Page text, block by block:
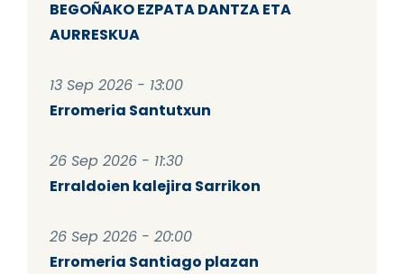
BEGOÑAKO EZPATA DANTZA ETA
AURRESKUA
13 Sep 2026 - 13:00
Erromeria Santutxun
26 Sep 2026 - 11:30
Erraldoien kalejira Sarrikon
26 Sep 2026 - 20:00
Erromeria Santiago plazan